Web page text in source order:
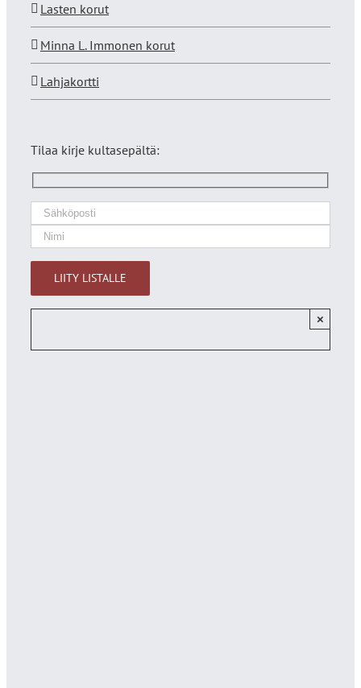
Lasten korut
Minna L. Immonen korut
Lahjakortti
Tilaa kirje kultasepältä:
×